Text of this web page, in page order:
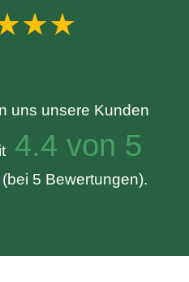
uns unsere Kunden
4.4 von 5
5 Bewertungen).